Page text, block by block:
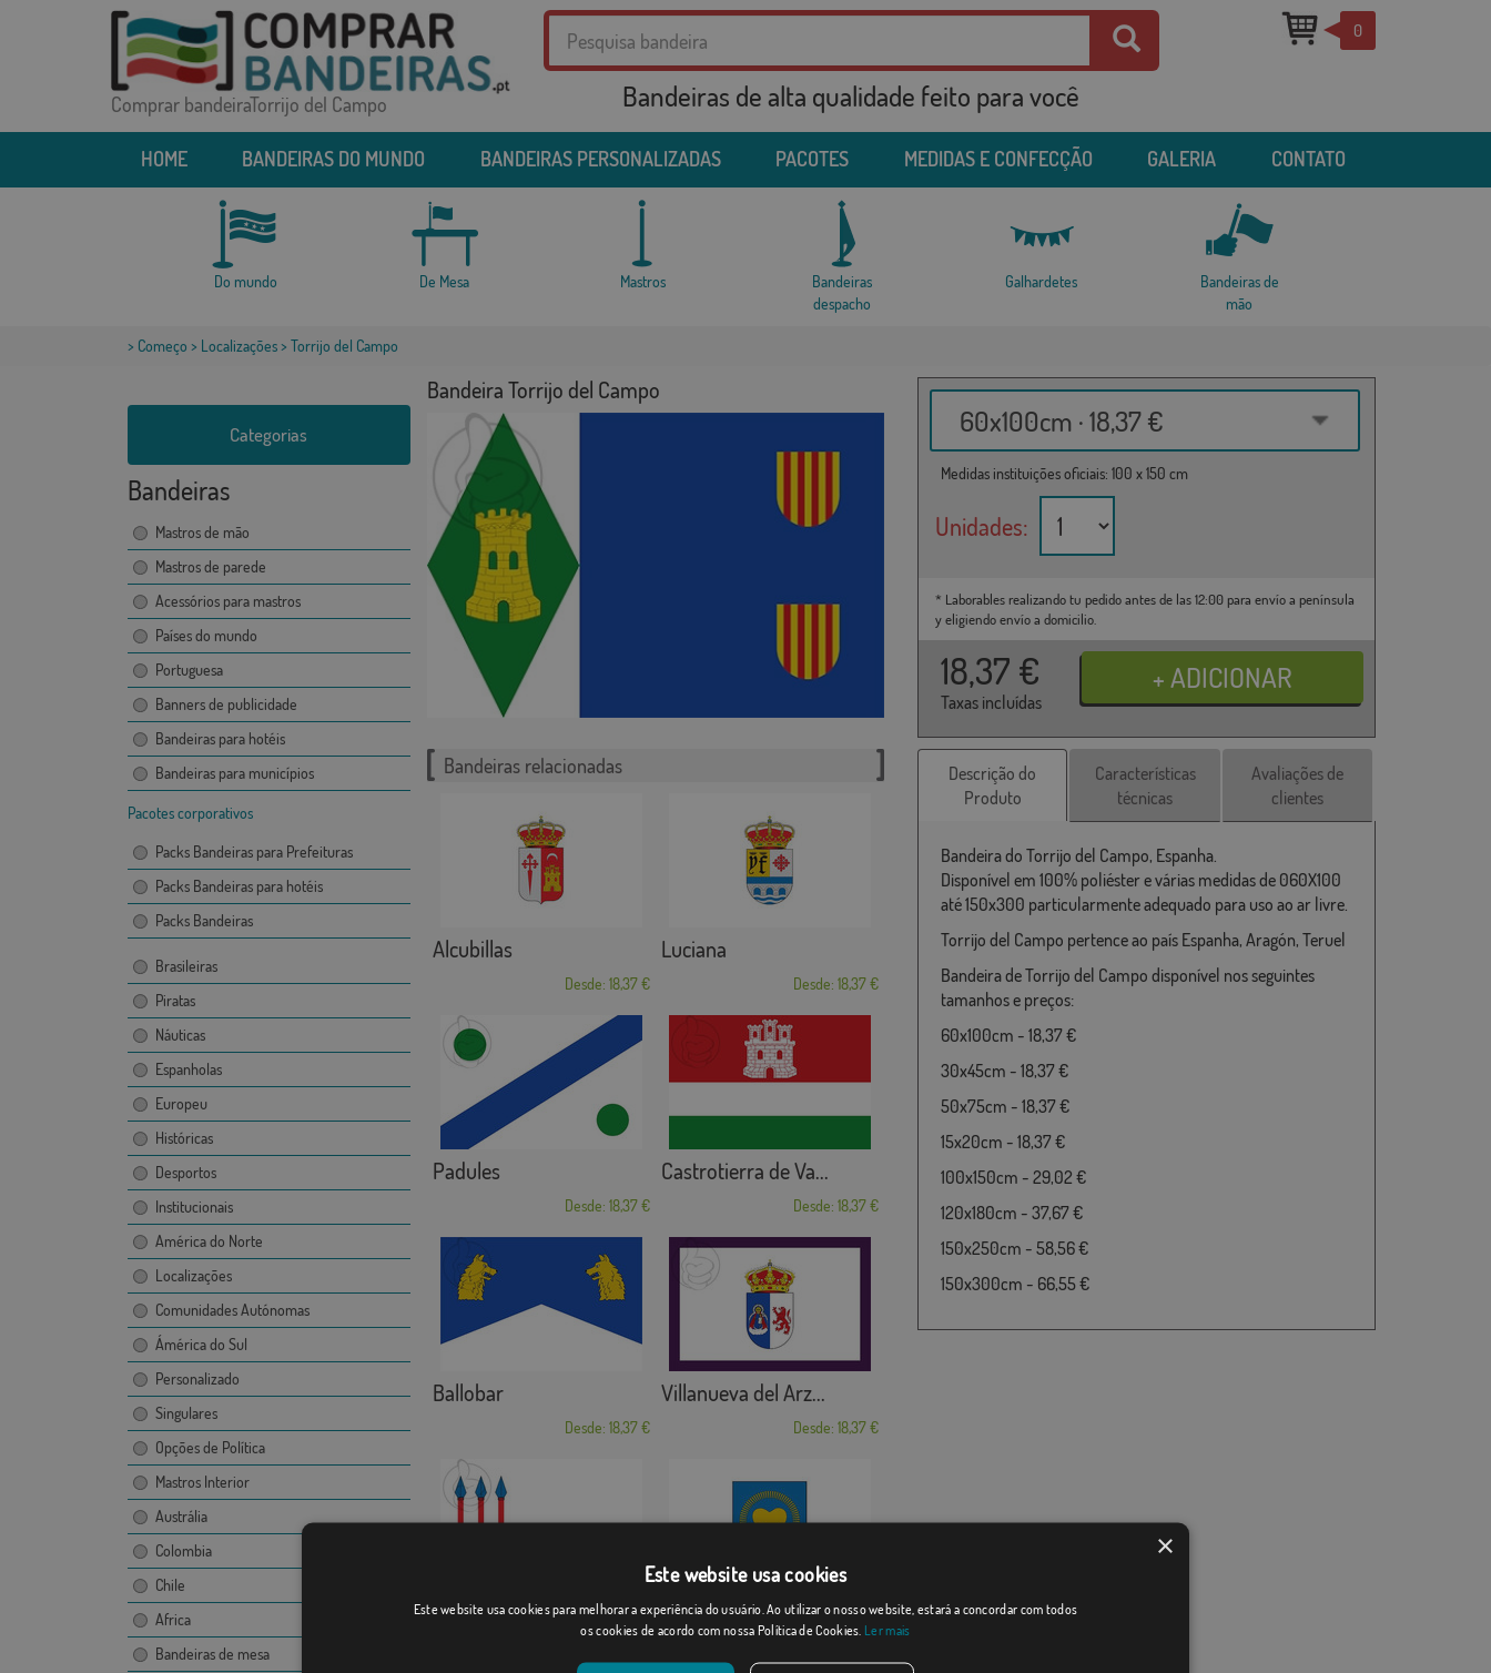
Comprar bandeiraTorrijo del Campo Bandeiras de alta qualidade feito para você
0
HOME BANDEIRAS DO MUNDO BANDEIRAS PERSONALIZADAS PACOTES MEDIDAS E CONFECÇÃO GALERIA CONTATO
Do mundo De Mesa Mastros
Bandeiras
despacho
Galhardetes
Bandeiras de
mão
> Começo > Localizações> Torrijo del Campo
Categorias
Bandeiras
Mastros de mão
Mastros de parede
Acessórios para mastros
Países do mundo
Portuguesa
Banners de publicidade
Bandeiras para hotéis
Bandeiras para municípios
Pacotes corporativos
Packs Bandeiras para Prefeituras
Packs Bandeiras para hotéis
Packs Bandeiras
Brasileiras
Piratas
Náuticas
Espanholas
Europeu
Históricas
Desportos
Institucionais
América do Norte
Localizações
Comunidades Autónomas
Ámérica do Sul
Personalizado
Singulares
Opções de Política
Mastros Interior
Austrália
Colombia
Chile
Africa
Bandeiras de mesa
Bandeira Torrijo del Campo
60x100cm · 18,37 €
Medidas instituições oficiais: 100 x 150 cm
Unidades:
* Laborables realizando tu pedido antes de las 12:00 para envío a península
y eligiendo envío a domicilio.
18,37 €
Taxas incluídas
Bandeiras relacionadas
Alcubillas
Desde: 18,37 €
Luciana
Desde: 18,37 €
Padules
Desde: 18,37 €
Castrotierra de Va...
Desde: 18,37 €
Ballobar
Desde: 18,37 €
Villanueva del Arz...
Desde: 18,37 €
Llansá Lónguida/Longida
Descrição do
Produto
Características
técnicas
Avaliações de
clientes
Bandeira do Torrijo del Campo, Espanha.
Disponível em 100% poliéster e várias medidas de 060X100
até 150x300 particularmente adequado para uso ao ar livre.
Torrijo del Campo pertence ao país Espanha, Aragón, Teruel
Bandeira de Torrijo del Campo disponível nos seguintes
tamanhos e preços:
60x100cm - 18,37 €
30x45cm - 18,37 €
50x75cm - 18,37 €
15x20cm - 18,37 €
100x150cm - 29,02 €
120x180cm - 37,67 €
150x250cm - 58,56 €
150x300cm - 66,55 €
×
Este website usa cookies
Este website usa cookies para melhorar a experiência do usuário. Ao utilizar o nosso website, estará a concordar com todos
os cookies de acordo com nossa Política de Cookies. Ler mais